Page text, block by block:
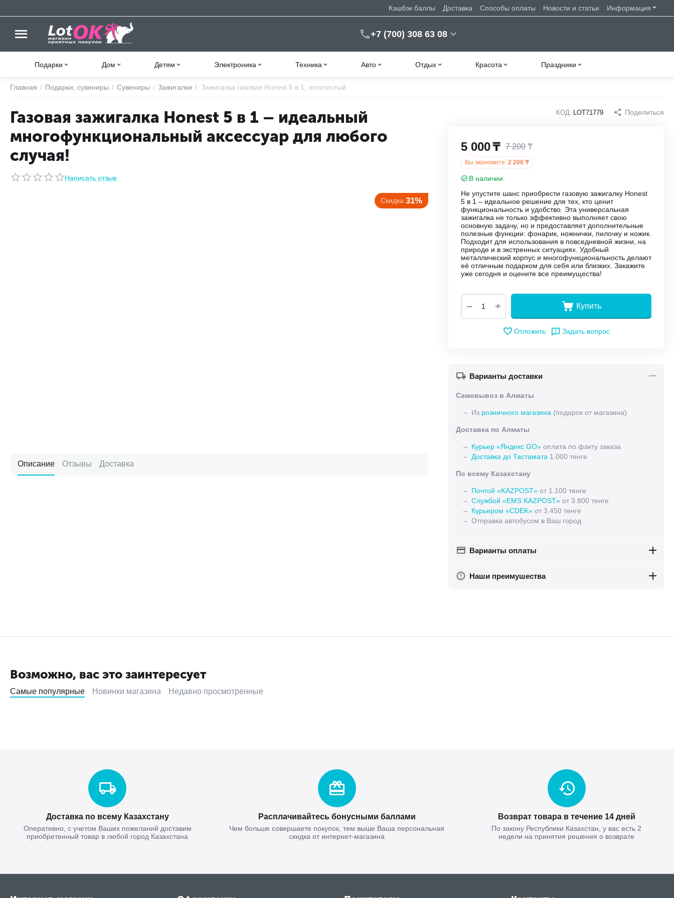
Кэшбэк баллы Доставка Способы оплаты Новости и статьи Информация
+7 (700) 308 63 08
Подарки Дом Детям Электроника Техника Авто Отдых Красота Праздники
Главная / Подарки, сувениры / Сувениры / Зажигалки / Зажигалка газовая Honest 5 в 1, золотистый
Газовая зажигалка Honest 5 в 1 – идеальный
многофункциональный аксессуар для любого
случая!
Написать отзыв
КОД: LOT71779 Поделиться
5 000₸ 7 200 ₸
Вы экономите: 2 200 ₸
В наличии
Не упустите шанс приобрести газовую зажигалку Honest
5 в 1 – идеальное решение для тех, кто ценит
функциональность и удобство. Эта универсальная
зажигалка не только эффективно выполняет свою
основную задачу, но и предоставляет дополнительные
полезные функции: фонарик, ножнички, пилочку и ножик.
Подходит для использования в повседневной жизни, на
природе и в экстренных ситуациях. Удобный
металлический корпус и многофункциональность делают
её отличным подарком для себя или близких. Закажите
уже сегодня и оцените все преимущества!
+
− Купить
Отложить Задать вопрос
Варианты доставки
Самовывоз в Алматы
– Из розничного магазина (подарок от магазина)
Доставка по Алматы
– Курьер «Яндекс GO» оплата по факту заказа
– Доставка до Тастамата 1.000 тенге
По всему Казахстану
– Почтой «KAZPOST» от 1.100 тенге
– Службой «EMS KAZPOST» от 3.800 тенге
– Курьером «CDEK» от 3.450 тенге
– Отправка автобусом в Ваш город
Варианты оплаты
Наши преимушества
Описание Отзывы Доставка
Возможно, вас это заинтересует
Самые популярные Новинки магазина Недавно просмотренные
Доставка по всему Казахстану
Оперативно, с учетом Ваших пожеланий доставим
приобретенный товар в любой город Казахстана
Расплачивайтесь бонусными баллами
Чем больше совершаете покупок, тем выше Ваша персональная
скидка от интернет-магазина
Возврат товара в течение 14 дней
По закону Республики Казахстан, у вас есть 2
недели на принятия решения о возврате